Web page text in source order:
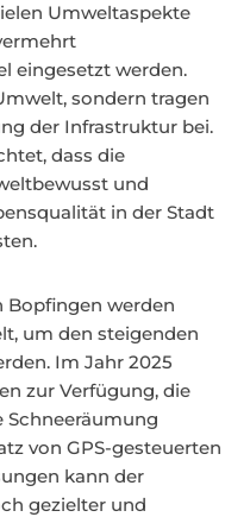
Umweltaspekte
eingesetzt werden.
sondern tragen
der Infrastruktur bei.
dass die
und
in der Stadt
Bopfingen werden
um den steigenden
Im Jahr 2025
zur Verfügung, die
Schneeräumung
von GPS-gesteuerten
kann der
gezielter und